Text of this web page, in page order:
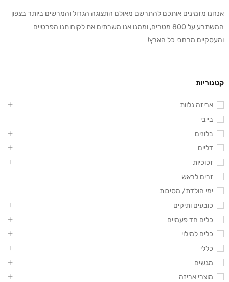
אנחנו מזמינים אותכם להתרשם מאולם התצוגה הגדול והמרשים ביותר בצפון
המשתרע על 800 מטרים, וממנו אנו משרתים את לקוחותנו הפרטיים
והעסקיים מרחבי כל הארץ!
קטגוריות
אריזה נלוות
בייבי
בלונים
דליים
זכוכיות
זרים לראש
ימי הולדת/ מסיבות
כובעים ותיקים
כלים חד פעמיים
כלים למילוי
כללי
מגשים
מוצרי אריזה